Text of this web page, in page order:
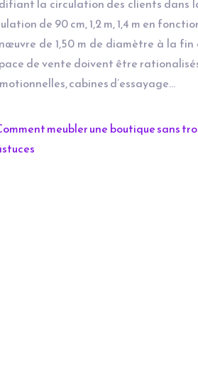
la circulation des clients dans
de 90 cm, 1,2 m, 1,4 m en
de 1,50 m de diamètre à la
de vente doivent être
cabines d’essayage…
meubler une boutique sans